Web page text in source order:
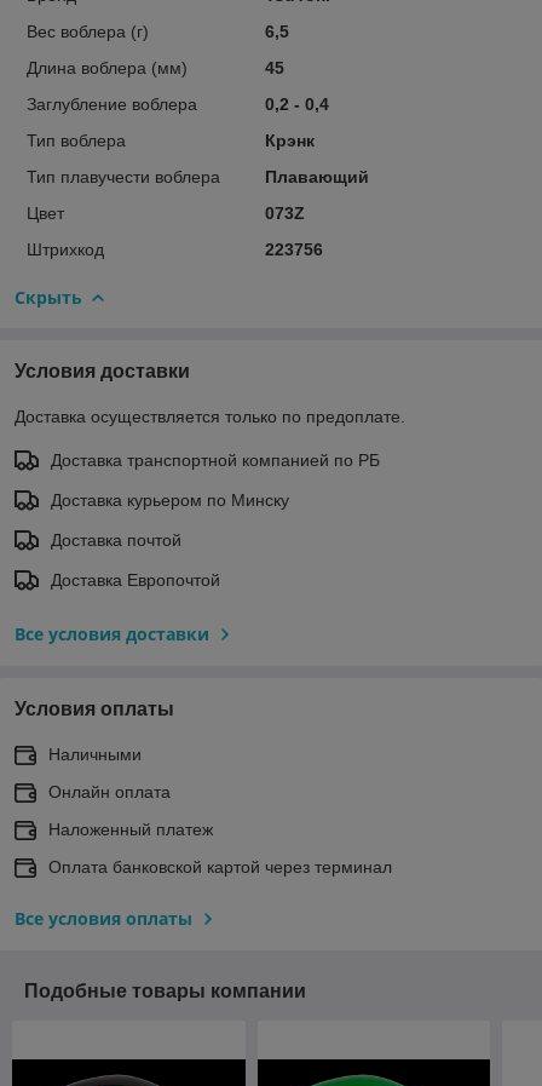
Вес воблера (г)
6,5
Длина воблера (мм)
45
Заглубление воблера
0,2 - 0,4
Тип воблера
Крэнк
Тип плавучести воблера
Плавающий
Цвет
073Z
Штрихкод
223756
Скрыть
Условия доставки
Доставка осуществляется только по предоплате.
Доставка транспортной компанией по РБ
Доставка курьером по Минску
Доставка почтой
Доставка Европочтой
Все условия доставки
Условия оплаты
Наличными
Онлайн оплата
Наложенный платеж
Оплата банковской картой через терминал
Все условия оплаты
Подобные товары компании